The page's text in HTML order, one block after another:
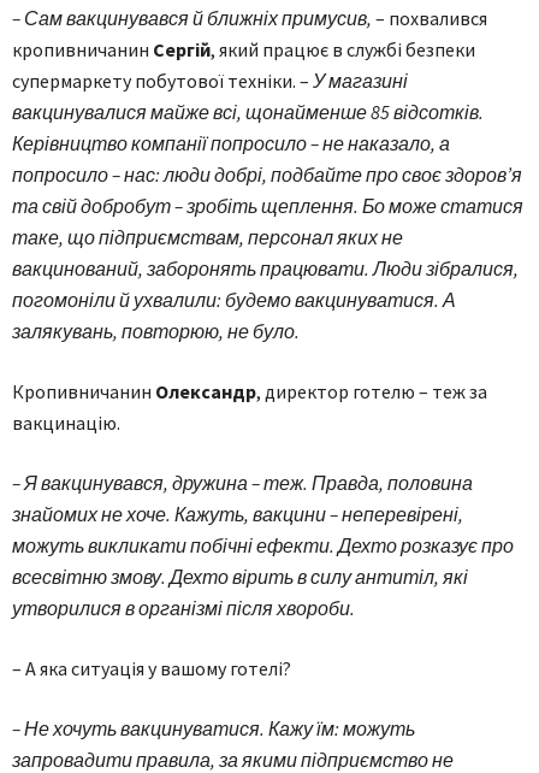
– Сам вакцинувався й ближніх примусив, – похвалився
кропивничанин Сергій, який працює в службі безпеки
супермаркету побутової техніки. – У магазині
вакцинувалися майже всі, щонайменше 85 відсотків.
Керівництво компанії попросило – не наказало, а
попросило – нас: люди добрі, подбайте про своє здоров’я
та свій добробут – зробіть щеплення. Бо може статися
таке, що підприємствам, персонал яких не
вакцинований, заборонять працювати. Люди зібралися,
погомоніли й ухвалили: будемо вакцинуватися. А
залякувань, повторюю, не було.
Кропивничанин Олександр, директор готелю – теж за
вакцинацію.
– Я вакцинувався, дружина – теж. Правда, половина
знайомих не хоче. Кажуть, вакцини – неперевірені,
можуть викликати побічні ефекти. Дехто розказує про
всесвітню змову. Дехто вірить в силу антитіл, які
утворилися в організмі після хвороби.
– А яка ситуація у вашому готелі?
– Не хочуть вакцинуватися. Кажу їм: можуть
запровадити правила, за якими підприємство не